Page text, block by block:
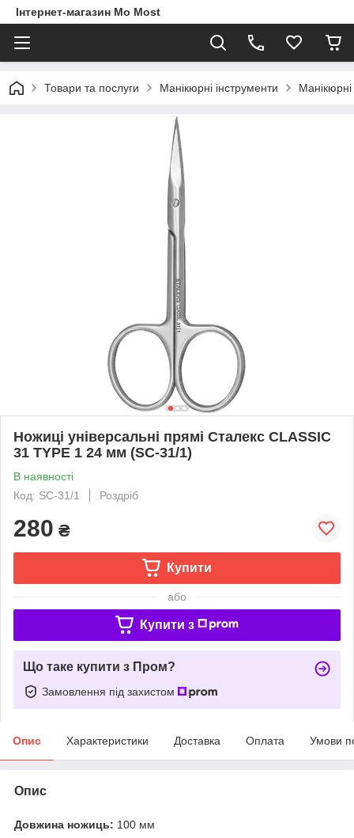
Інтернет-магазин Mo Most
Товари та послуги Манікюрні інструменти
Ножиці універсальні прямі Сталекс CLASSIC
31 TYPE 1 24 мм (SC-31/1)
В наявності
Код: SC-31/1
Роздріб
280 ₴
Купити
або
Купити з
Що таке купити з Пром?
Замовлення під захистом
Опис Характеристики Доставка Оплата Умови
Опис
Довжина ножиць: 100 мм